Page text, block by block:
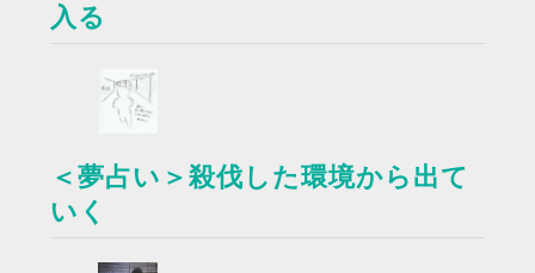
入る
＜夢占い＞殺伐した環境から出て
いく